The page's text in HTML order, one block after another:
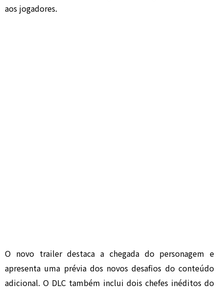
aos jogadores.
O novo trailer destaca a chegada do personagem e
apresenta uma prévia dos novos desafios do conteúdo
adicional. O DLC também inclui dois chefes inéditos do